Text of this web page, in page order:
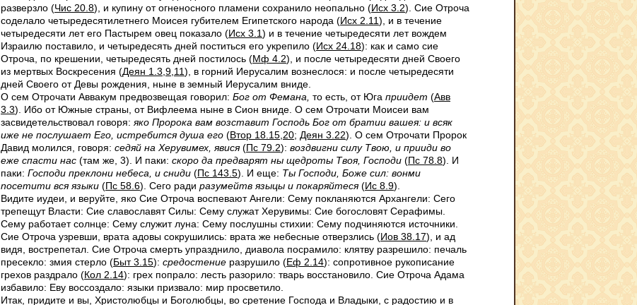
разверзло (Чис 20.8), и купину от огненосного пламени сохранило неопально (Исх 3.2). Сие Отроча
соделало четыредесятилетнего Моисея губителем Египетского народа (Исх 2.11), и в течение
четыредесяти лет его Пастырем овец показало (Исх 3.1) и в течение четыредесяти лет вождем
Израилю поставило, и четыредесять дней поститься его укрепило (Исх 24.18): как и само сие
Отроча, по крешении, четыредесять дней постилось (Мф 4.2), и после четыредесяти дней Своего
из мертвых Воскресения (Деян 1.3,9,11), в горний Иерусалим вознеслося: и после четыредесяти
дней Своего от Девы рождения, ныне в земный Иерусалим вниде.
О сем Отрочати Аввакум предвозвещая говорил: Бог от Фемана, то есть, от Юга приидет (Авв
3.3). Ибо от Южные страны, от Вифлеема ныне в Сион вниде. О сем Отрочати Моисеи вам
засвидетельствовал говоря: яко Пророка вам возставит Господь Бог от братии вашея: и всяк
иже не послушает Его, истребится душа его (Втор 18.15,20; Деян 3.22). О сем Отрочати Пророк
Давид молился, говоря: седяй на Херувимех, явися(Пс 79.2): воздвигни силу Твою, и прииди во
еже спасти нас (там же, 3). И паки: скоро да предварят ны щедроты Твоя, Господи (Пс 78.8). И
паки: Господи преклони небеса, и сниди (Пс 143.5). И еще: Ты Господи, Боже сил: вонми
nocеmumu вся языки (Пс 58.6). Сего ради разумейтв языцы и покаряйтеся(Ис 8.9).
Видите иудеи, и веруйте, яко Сие Отроча воспевают Ангели: Сему покланяются Архангели: Сего
трепещут Власти: Сие славославят Силы: Сему служат Херувимы: Сие богословят Серафимы.
Сему работает солнце: Сему служит луна: Сему послушны стихии: Сему подчиняются источники.
Сие Отроча узревши, врата адовы сокрушились: врата же небесные отверзлись (Иов 38.17), и ад
видя, вострепетал. Сие Отроча смерть упразднило, диавола посрамило: клятву разрешило: печаль
пресекло: змия стерло (Быт 3.15): средостение разрушило (Еф 2.14): сопротивное рукописание
грехов раздрало (Кол 2.14): грех попрало: лесть разорило: тварь восстановило. Сие Отроча Адама
избавило: Еву воссоздало: языки призвало: мир просветило.
Итак, придите и вы, Христолюбцы и Боголюбцы, во сретение Господа и Владыки, с радостию и в